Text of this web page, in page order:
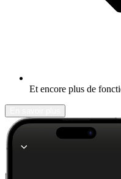
Et encore plus de